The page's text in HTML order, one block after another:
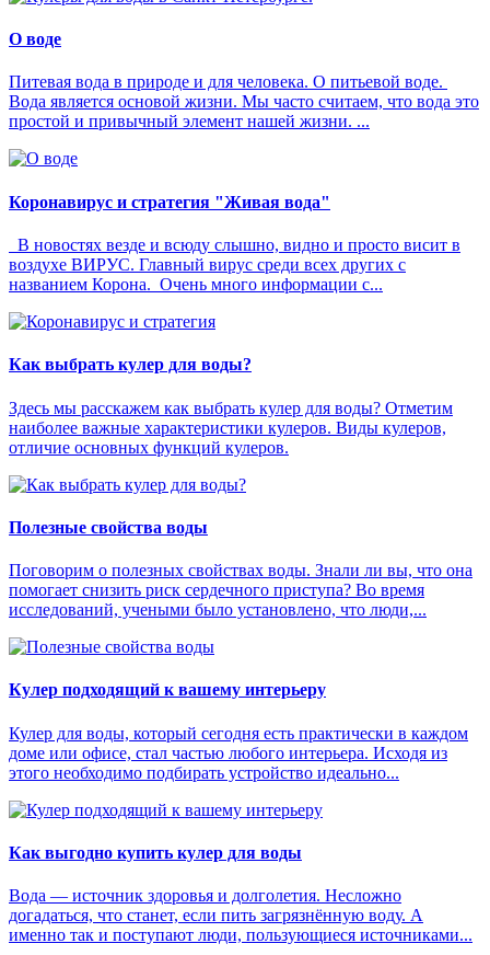
О воде
Питевая вода в природе и для человека. О питьевой воде.
Вода является основой жизни. Мы часто считаем, что вода это
простой и привычный элемент нашей жизни. ...
Коронавирус и стратегия "Живая вода"
В новостях везде и всюду слышно, видно и просто висит в
воздухе ВИРУС. Главный вирус среди всех других с
названием Корона. Очень много информации с...
Как выбрать кулер для воды?
Здесь мы расскажем как выбрать кулер для воды? Отметим
наиболее важные характеристики кулеров. Виды кулеров,
отличие основных функций кулеров.
Полезные свойства воды
Поговорим о полезных свойствах воды. Знали ли вы, что она
помогает снизить риск сердечного приступа? Во время
исследований, учеными было установлено, что люди,...
Кулер подходящий к вашему интерьеру
Кулер для воды, который сегодня есть практически в каждом
доме или офисе, стал частью любого интерьера. Исходя из
этого необходимо подбирать устройство идеально...
Как выгодно купить кулер для воды
Вода — источник здоровья и долголетия. Несложно
догадаться, что станет, если пить загрязнённую воду. А
именно так и поступают люди, пользующиеся источниками...